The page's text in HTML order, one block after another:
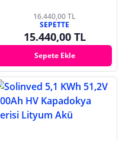
16.440,00 TL
SEPETTE
15.440,00 TL
Sepete Ekle